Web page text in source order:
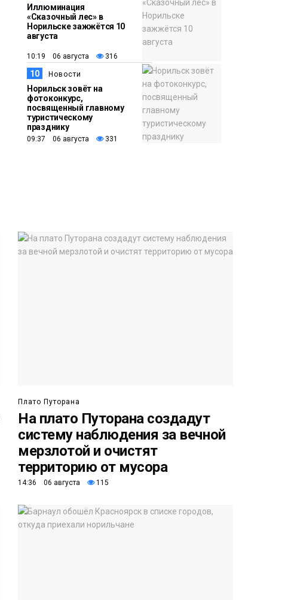
Иллюминация
«Сказочный лес» в
Норильске зажжётся 10
августа
10:19 06 августа 316
10 Новости
Норильск зовёт на
фотоконкурс,
посвященный главному
туристическому
празднику
09:37 06 августа 331
Плато Путорана
На плато Путорана создадут
систему наблюдения за вечной
мерзлотой и очистят
территорию от мусора
14:36 06 августа 115